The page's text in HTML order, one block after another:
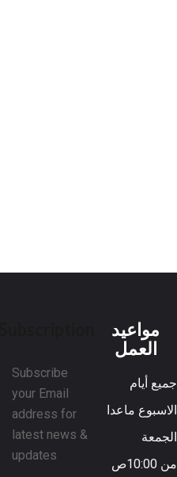
مواعيد
العمل
جميع أيام
الاسبوع ماعدا
الجمعة
من 10:00ص
Subscribe
your Email
address for
latest news &
updates